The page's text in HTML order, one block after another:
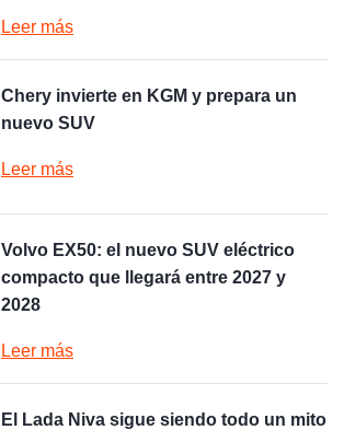
Leer más
Chery invierte en KGM y prepara un
nuevo SUV
Leer más
Volvo EX50: el nuevo SUV eléctrico
compacto que llegará entre 2027 y
2028
Leer más
El Lada Niva sigue siendo todo un mito